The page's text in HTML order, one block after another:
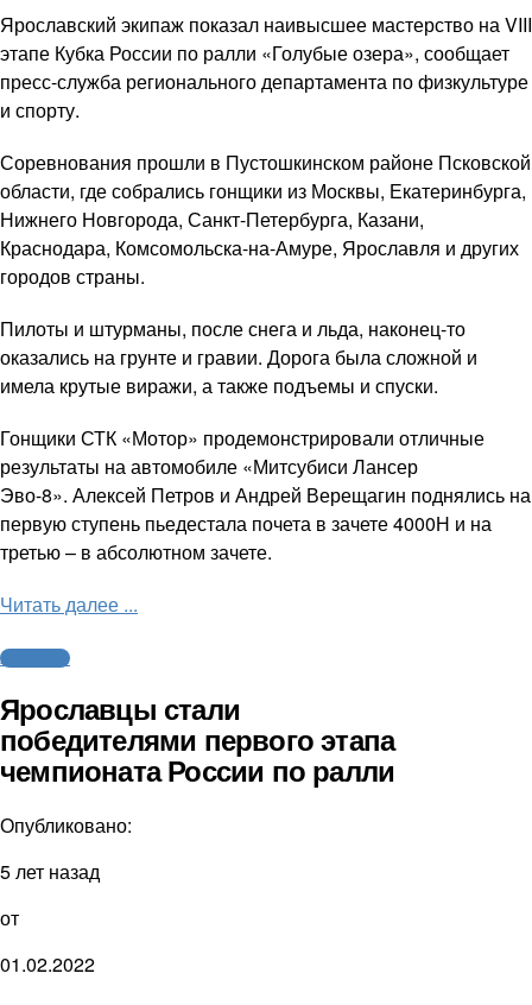
Ярославский экипаж показал наивысшее мастерство на VIII
этапе Кубка России по ралли «Голубые озера», сообщает
пресс-служба регионального департамента по физкультуре
и спорту.
Соревнования прошли в Пустошкинском районе Псковской
области, где собрались гонщики из Москвы, Екатеринбурга,
Нижнего Новгорода, Санкт-Петербурга, Казани,
Краснодара, Комсомольска-на-Амуре, Ярославля и других
городов страны.
Пилоты и штурманы, после снега и льда, наконец-то
оказались на грунте и гравии. Дорога была сложной и
имела крутые виражи, а также подъемы и спуски.
Гонщики СТК «Мотор» продемонстрировали отличные
результаты на автомобиле «Митсубиси Лансер
Эво-8». Алексей Петров и Андрей Верещагин поднялись на
первую ступень пьедестала почета в зачете 4000Н и на
третью – в абсолютном зачете.
Читать далее ...
Автоспорт
Ярославцы стали
победителями первого этапа
чемпионата России по ралли
Опубликовано:
5 лет назад
от
01.02.2022